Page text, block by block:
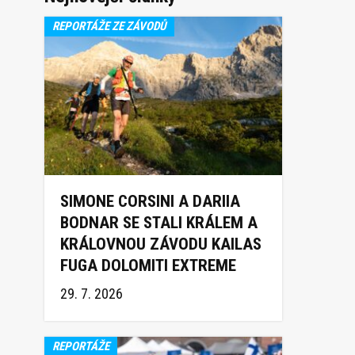
REPORTÁŽE ZE ZÁVODŮ
SIMONE CORSINI A DARIIA
BODNAR SE STALI KRÁLEM A
KRÁLOVNOU ZÁVODU KAILAS
FUGA DOLOMITI EXTREME
TRAIL 2026
29. 7. 2026
REPORTÁŽE